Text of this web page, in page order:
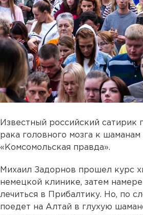
Известный российский сатирик
рака головного мозга к
«Комсомольская правда».
Михаил Задорнов прошел курс
немецкой клинике, затем
лечиться в Прибалтику. Но, по
поедет на Алтай в глухую